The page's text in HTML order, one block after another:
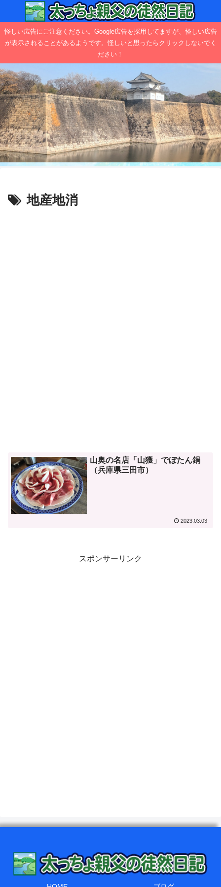
怪しい広告にご注意ください。Google広告を採用してますが、怪しい広告
が表示されることがあるようです。怪しいと思ったらクリックしないでく
ださい！
地産地消
山奥の名店「山獲」でぼたん鍋
（兵庫県三田市）
2023.03.03
スポンサーリンク